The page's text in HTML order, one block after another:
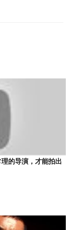
的导演，才能拍出